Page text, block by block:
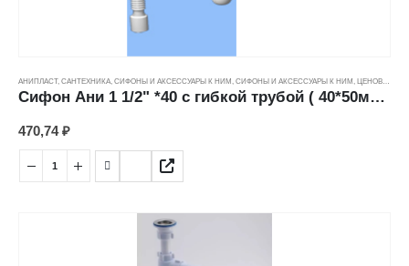
АНИПЛАСТ, САНТЕХНИКА СИФОНЫ И АКСЕССУАРЫ К НИМ СИФОНЫ И АКСЕССУАРЫ К НИМ ЦЕНОВЫЕ ГРУППЫ
Сифон Ани 1 1/2" *40 с гибкой трубой ( 40*50мм) С0510
470,74₽